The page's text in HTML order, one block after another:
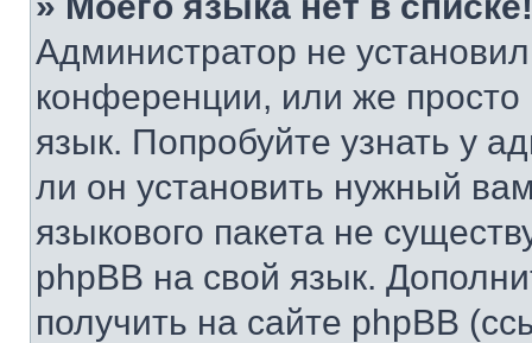
Администратор не
конференции, или же
язык. Попробуйте узнать у
ли он установить нужный
языкового пакета не
phpBB на свой язык.
получить на сайте phpBB